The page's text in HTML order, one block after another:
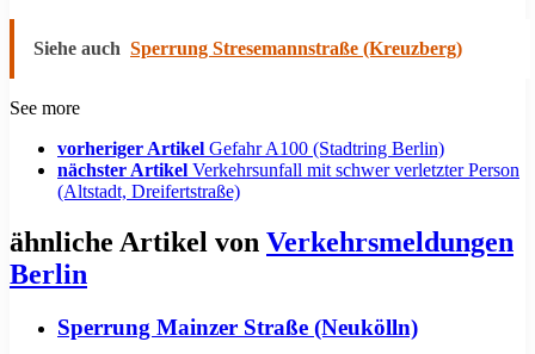
Siehe auch Sperrung Stresemannstraße (Kreuzberg)
See more
vorheriger Artikel Gefahr A100 (Stadtring Berlin)
nächster Artikel Verkehrsunfall mit schwer verletzter Person
(Altstadt, Dreifertstraße)
ähnliche Artikel von Verkehrsmeldungen
Berlin
Sperrung Mainzer Straße (Neukölln)